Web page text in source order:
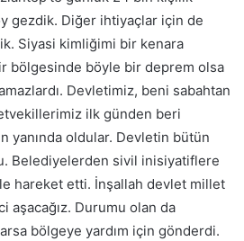
gezdik. Diğer ihtiyaçlar için de
Siyasi kimliğimi bir kenara
bölgesinde böyle bir deprem olsa
Devletimiz, beni sabahtan
ilk günden beri
yanında oldular. Devletin bütün
Belediyelerden sivil inisiyatiflere
hareket etti. İnşallah devlet millet
aşacağız. Durumu olan da
bölgeye yardım için gönderdi.